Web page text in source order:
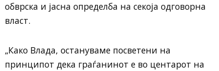
обврска и јасна определба на секоја одговорна
власт.
„Како Влада, остануваме посветени на
принципот дека граѓанинот е во центарот на